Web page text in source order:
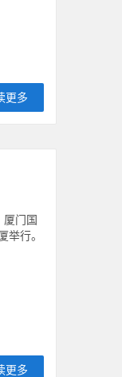
更多
门国
举行。
更多